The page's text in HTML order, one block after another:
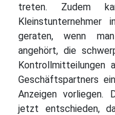
treten. Zudem
Kleinstunternehmer
geraten, wenn
angehört, die
Kontrollmitteilungen
Geschäftspartners
Anzeigen vorliegen.
jetzt entschieden,